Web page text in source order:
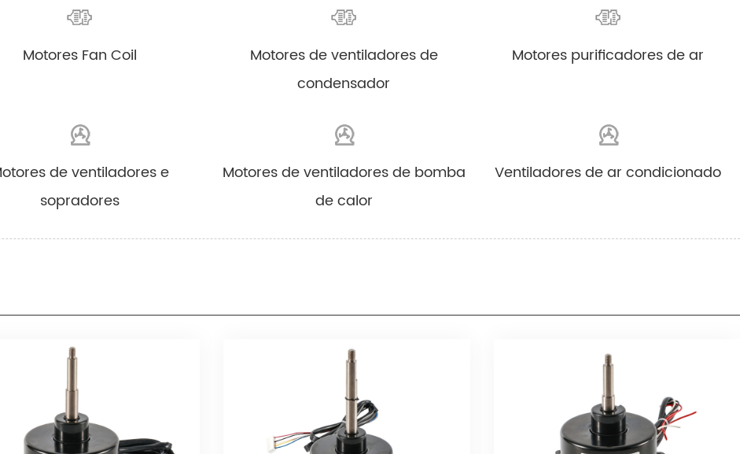
Motores Fan Coil
sopradores
Personalize seus motores
e sopradores agora!
Notícias da indústria
Personalize seus motores
e sopradores agora!
Motores Fan Coil
Motores de ventiladores de
condensador
Motores purificadores de ar
de ventiladores e
sopradores
Motores de ventiladores de bomba
de calor
Ventiladores de ar condicionado